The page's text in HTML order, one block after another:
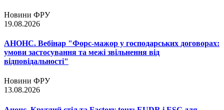
Новини ФРУ
19.08.2026
АНОНС. Вебінар "Форс-мажор у господарських договорах:
умови застосування та межі звільнення від
відповідальності"
Новини ФРУ
13.08.2026